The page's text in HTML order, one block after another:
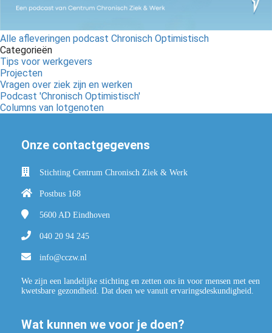
Alle afleveringen podcast Chronisch Optimistisch
Categorieën
Tips voor werkgevers
Projecten
Vragen over ziek zijn en werken
Podcast 'Chronisch Optimistisch'
Columns van lotgenoten
Onze contactgegevens
Stichting Centrum Chronisch Ziek & Werk
Postbus 168
5600 AD Eindhoven
040 20 94 245
info@cczw.nl
We zijn een landelijke stichting en zetten ons in voor mensen met een
kwetsbare gezondheid. Dat doen we vanuit ervaringsdeskundigheid.
Wat kunnen we voor je doen?